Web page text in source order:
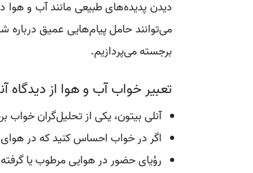
دیدن پدیده‌های طبیعی مانند آب و هوا
می‌توانند حامل پیام‌هایی عمیق درباره
برجسته می‌پردازیم.
تعبیر خواب آب و هوا از دیدگاه
آنلی بیتون، یکی از تحلیل‌گران
اگر در خواب احساس کنید که در هوای
رؤیای حضور در هوایی مرطوب یا